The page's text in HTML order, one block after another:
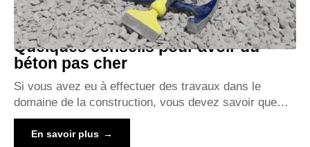
Quelques conseils pour avoir du
béton pas cher
Si vous avez eu à effectuer des travaux dans le
domaine de la construction, vous devez savoir que…
En savoir plus